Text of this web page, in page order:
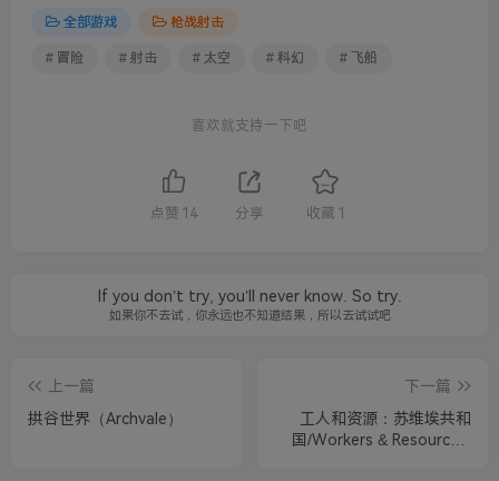
全部游戏 枪战射击
# 冒险 # 射击 # 太空 # 科幻 # 飞船
喜欢就支持一下吧
点赞 14 分享 收藏 1
If you don’t try, you’ll never know. So try.
如果你不去试，你永远也不知道结果，所以去试试吧
上一篇
拱谷世界（Archvale）
下一篇
工人和资源：苏维埃共和
国/Workers & Resources: